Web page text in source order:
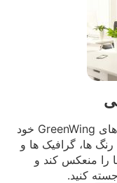
برای ایجاد ظاهری سفارشی برای کیف های GreenWing خود
ها، گرافیک ها و
را منعکس کند و
کنید.